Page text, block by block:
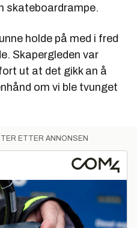
skateboardrampe.
holde på med i fred
Skapergleden var
ut at det gikk an å
om vi ble tvunget
ETTER ANNONSEN